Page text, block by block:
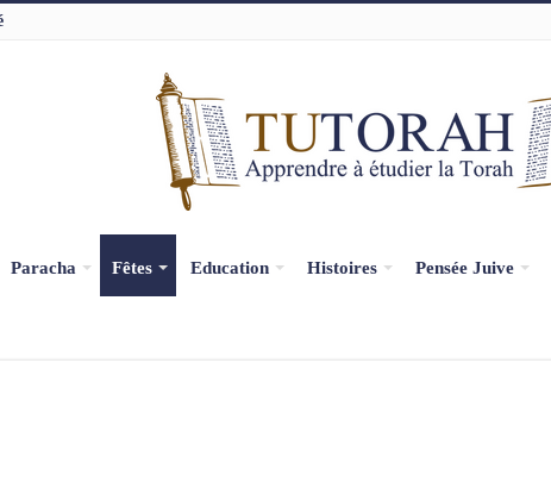
Paracha Fêtes Education Histoires Pensée Juive